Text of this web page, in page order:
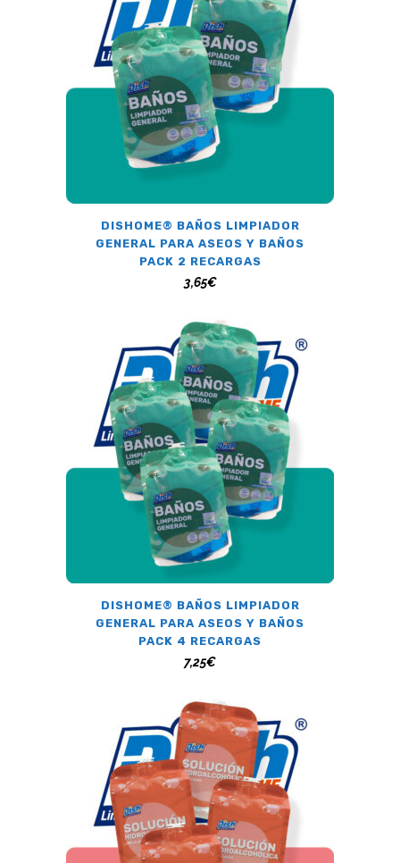
DISHOME® BAÑOS LIMPIADOR
GENERAL PARA ASEOS Y BAÑOS
PACK 2 RECARGAS
3,65€
DISHOME® BAÑOS LIMPIADOR
GENERAL PARA ASEOS Y BAÑOS
PACK 4 RECARGAS
7,25€